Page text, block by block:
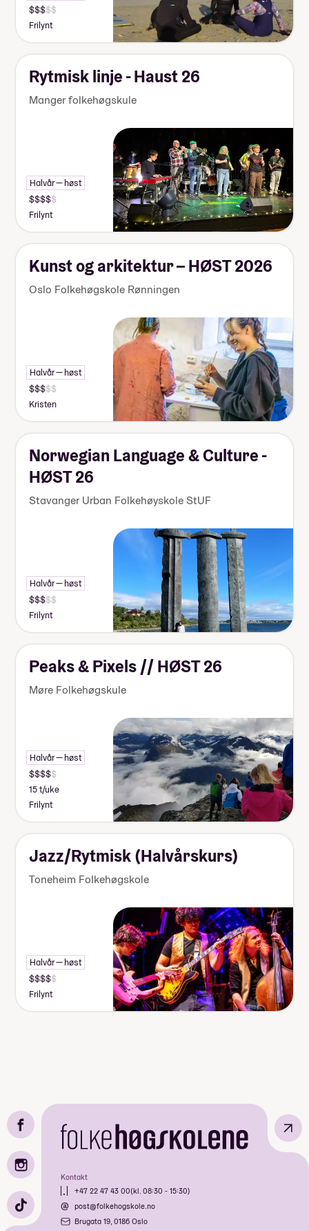
Frilynt
Rytmisk linje - Haust 26
Manger folkehøgskule
Halvår — høst
Frilynt
Kunst og arkitektur – HØST 2026
Oslo Folkehøgskole Rønningen
Halvår — høst
Kristen
Norwegian Language & Culture -
HØST 26
Stavanger Urban Folkehøyskole StUF
Halvår — høst
Frilynt
Peaks & Pixels // HØST 26
Møre Folkehøgskule
Halvår — høst
15 t/uke
Frilynt
Jazz/Rytmisk (Halvårskurs)
Toneheim Folkehøgskole
Halvår — høst
Frilynt
Kontakt
+47 22 47 43 00(kl. 08:30 - 15:30)
post@folkehogskole.no
Brugata 19, 0186 Oslo
↗